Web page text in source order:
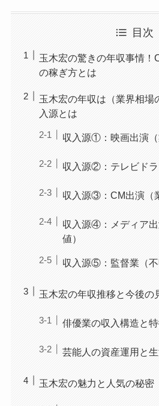
目次
玉木宏の驚きの年収事情！
の稼ぎ方とは
玉木宏の年収は（業界相場
入源とは
収入源①：映画出演（
収入源②：テレビドラ
収入源③：CM出演（
収入源④：メディア
値）
収入源⑤：監督業（不
玉木宏の年収推移と今後の
俳優業の収入構造と
芸能人の資産運用と
玉木宏の魅力と人気の秘密